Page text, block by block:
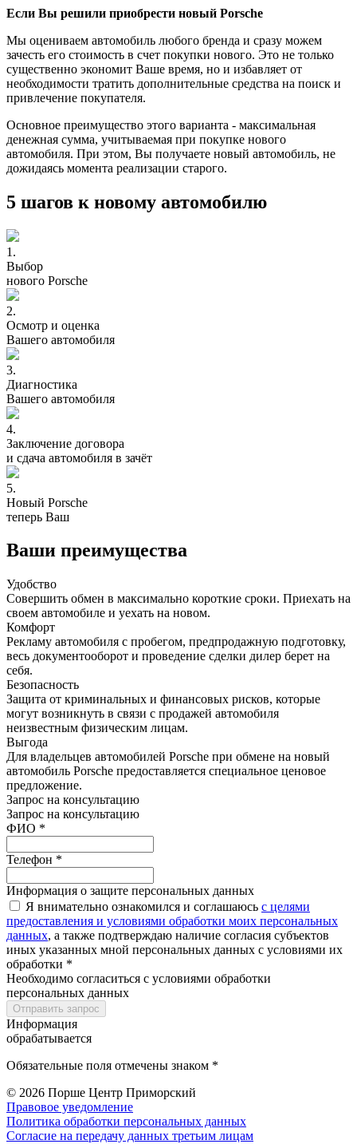
Если Вы решили приобрести новый Porsche
Мы оцениваем автомобиль любого бренда и сразу можем
зачесть его стоимость в счет покупки нового. Это не только
существенно экономит Ваше время, но и избавляет от
необходимости тратить дополнительные средства на поиск и
привлечение покупателя.
Основное преимущество этого варианта - максимальная
денежная сумма, учитываемая при покупке нового
автомобиля. При этом, Вы получаете новый автомобиль, не
дожидаясь момента реализации старого.
5 шагов к новому автомобилю
1.
Выбор
нового Porsche
2.
Осмотр и оценка
Вашего автомобиля
3.
Диагностика
Вашего автомобиля
4.
Заключение договора
и сдача автомобиля в зачёт
5.
Новый Porsche
теперь Ваш
Ваши преимущества
Удобство
Совершить обмен в максимально короткие сроки. Приехать на
своем автомобиле и уехать на новом.
Комфорт
Рекламу автомобиля с пробегом, предпродажную подготовку,
весь документооборот и проведение сделки дилер берет на
себя.
Безопасность
Защита от криминальных и финансовых рисков, которые
могут возникнуть в связи с продажей автомобиля
неизвестным физическим лицам.
Выгода
Для владельцев автомобилей Porsche при обмене на новый
автомобиль Porsche предоставляется специальное ценовое
предложение.
Запрос на консультацию
Запрос на консультацию
ФИО *
Телефон *
Информация о защите персональных данных
Я внимательно ознакомился и соглашаюсь с целями
предоставления и условиями обработки моих персональных
данных, а также подтверждаю наличие согласия субъектов
иных указанных мной персональных данных с условиями их
обработки *
Необходимо согласиться с условиями обработки
персональных данных
Отправить запрос
Информация
обрабатывается
Обязательные поля отмечены знаком *
© 2026 Порше Центр Приморский
Правовое уведомление
Политика обработки персональных данных
Согласие на передачу данных третьим лицам